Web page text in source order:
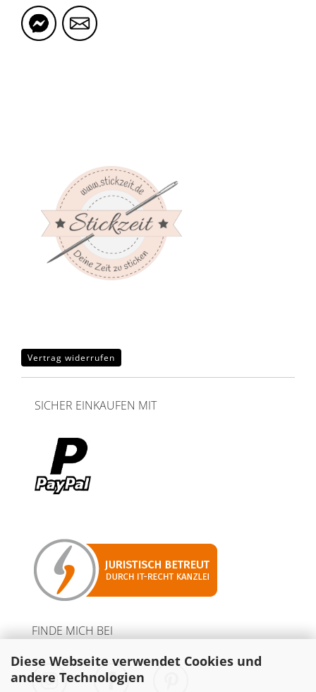
Diese Webseite verwendet Cookies und
andere Technologien
Vertrag widerrufen
SICHER EINKAUFEN MIT
FINDE MICH BEI